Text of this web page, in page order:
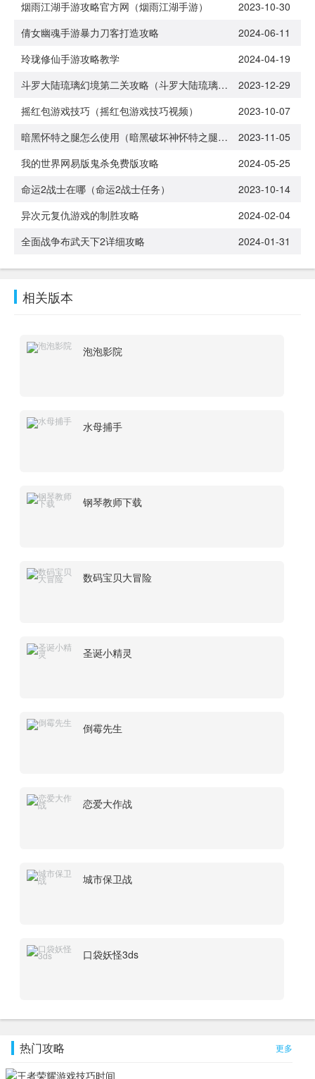
烟雨江湖手游攻略官方网（烟雨江湖手游）
2023-10-30
倩女幽魂手游暴力刀客打造攻略
2024-06-11
玲珑修仙手游攻略教学
2024-04-19
斗罗大陆琉璃幻境第二关攻略（斗罗大陆琉璃幻境第二关攻略图）
2023-12-29
摇红包游戏技巧（摇红包游戏技巧视频）
2023-10-07
暗黑怀特之腿怎么使用（暗黑破坏神怀特之腿怎么用）
2023-11-05
我的世界网易版鬼杀免费版攻略
2024-05-25
命运2战士在哪（命运2战士任务）
2023-10-14
异次元复仇游戏的制胜攻略
2024-02-04
全面战争布武天下2详细攻略
2024-01-31
相关版本
泡泡影院
水母捕手
钢琴教师下载
数码宝贝大冒险
圣诞小精灵
倒霉先生
恋爱大作战
城市保卫战
口袋妖怪3ds
热门攻略 更多